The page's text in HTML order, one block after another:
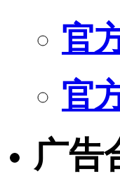
官
官
广告